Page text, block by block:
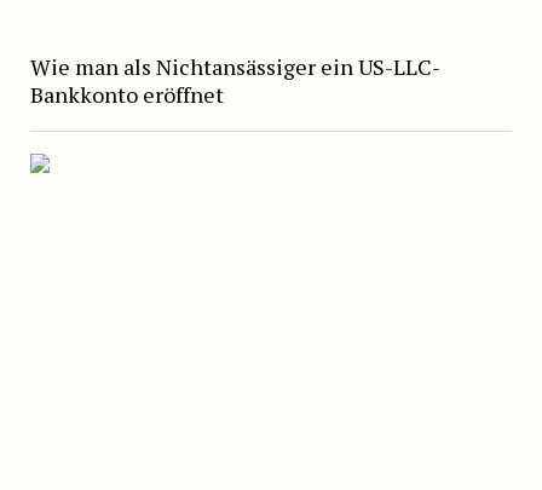
Wie man als Nichtansässiger ein US-LLC-
Bankkonto eröffnet